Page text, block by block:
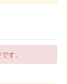
す。